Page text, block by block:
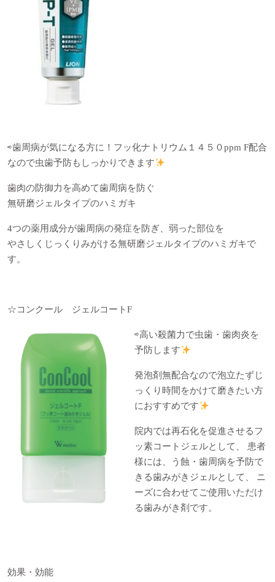
⇨歯周病が気になる方に！フッ化ナトリウム１４５０ppm F配合
なので虫歯予防もしっかりできます
歯肉の防御力を高めて歯周病を防ぐ
無研磨ジェルタイプのハミガキ
4つの薬用成分が歯周病の発症を防ぎ、弱った部位を
やさしくじっくりみがける無研磨ジェルタイプのハミガキで
す。
☆コンクール ジェルコートF
⇨高い殺菌力で虫歯・歯肉炎を
予防します
発泡剤無配合なので泡立たずじ
っくり時間をかけて磨きたい方
におすすめです
院内では再石化を促進させるフ
ッ素コートジェルとして、 患者
様には、う蝕・歯周病を予防で
きる歯みがきジェルとして、 ニ
ーズに合わせてご使用いただけ
る歯みがき剤です。
効果・効能